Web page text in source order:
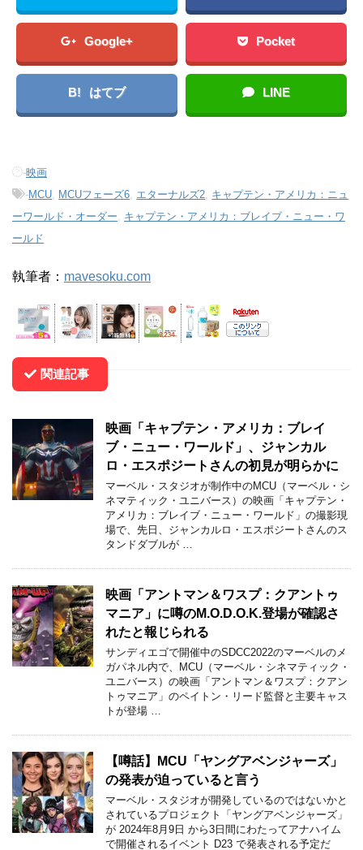
Google+ Pocket
B! はてブ LINE
-映画
-MCU MCUフェーズ6 エターナルズ2 キャプテン・アメリカ：ニュ
ーワールド・オーダー キャプテン・アメリカ：ブレイブ・ニュー・ワ
ールド
執筆者： mavesoku.com
関連記事
映画「キャプテン・アメリカ：ブレイ
ブ・ニュー・ワールド」、ジャンカル
ロ・エスポジートさんの初見が明らかに
マーベル・スタジオが制作中のMCU（マーベル・シ
ネマティック・ユニバース）の映画「キャプテン・
アメリカ：ブレイブ・ニュー・ワールド」の撮影現
場で、先日、ジャンカルロ・エスポジートさんのス
タンドダブルが …
映画「アントマン＆ワスプ：クアントゥ
マニア」に噂のM.O.D.O.K.登場が確認さ
れたと報じられる
サンディエゴで開催中のSDCC2022のマーベルのメ
ガパネル内で、MCU（マーベル・シネマティック・
ユニバース）の映画「アントマン＆ワスプ：クアン
トゥマニア」のペイトン・リード監督と主要キャス
トが登場 …
【噂話】MCU「ヤングアベンジャーズ」
の発表が迫っていると言う
マーベル・スタジオが開発しているのではないかと
されているプロジェクト「ヤングアベンジャーズ」
が 2024年8月9日 から3日間にわたってアナハイム
で開催されるイベント D23 で発表される予定だ